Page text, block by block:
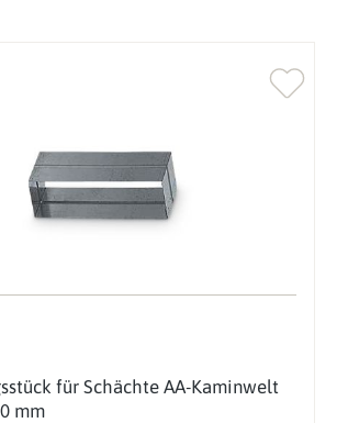
für Schächte AA-Kaminwelt
mm